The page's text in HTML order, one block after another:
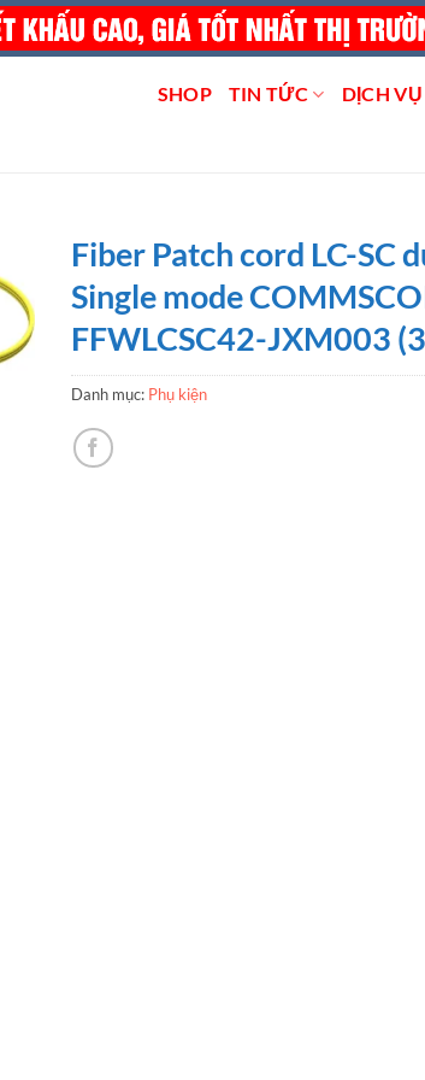
SHOP TIN TỨC DỊCH VỤ
Fiber Patch cord LC-SC
Single mode
FFWLCSC42-JXM003
Danh mục: Phụ kiện